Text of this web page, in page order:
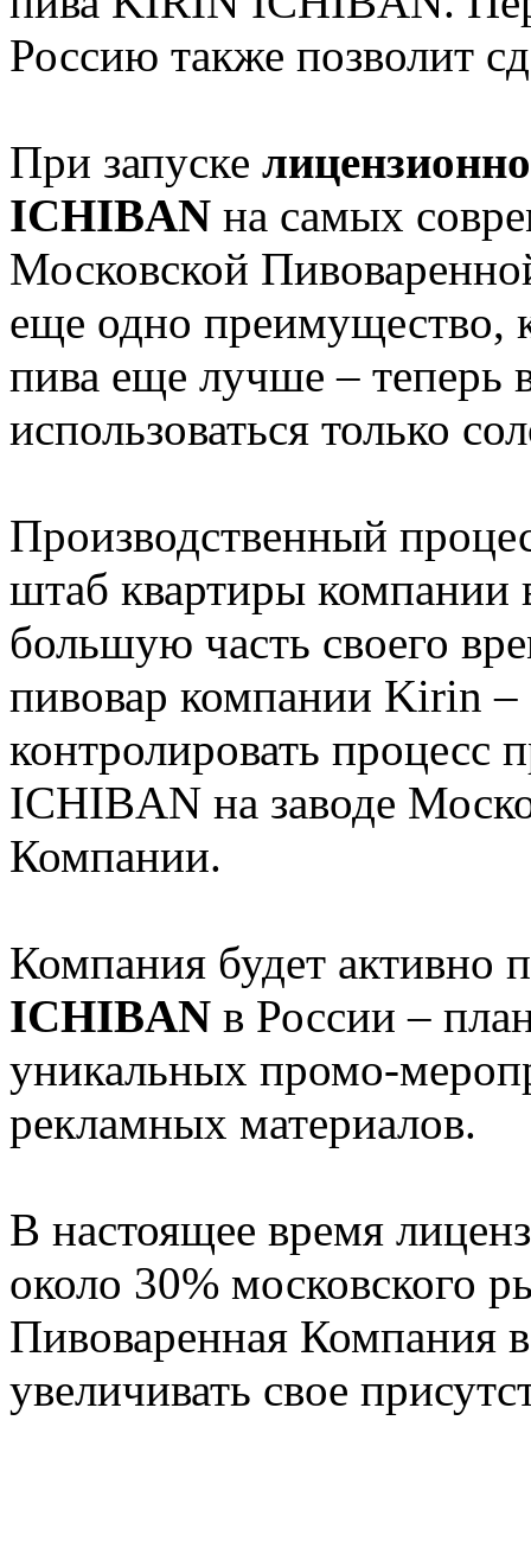
Россию также позволит
При запуске
ICHIBAN на самых
Московской
еще одно преимущество,
пива еще лучше – теперь
использоваться только
Производственный
штаб квартиры компании
большую часть своего
пивовар компании Kirin
контролировать процесс
ICHIBAN на заводе
Компании.
Компания будет активно
ICHIBAN в России –
уникальных промо-
рекламных материалов.
В настоящее время
около 30% московского
Пивоваренная Компания
увеличивать свое